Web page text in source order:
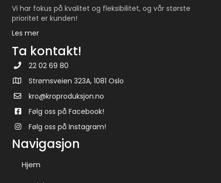
Vi har fokus på kvalitet og fleksibilitet, og vår største
prioritet er kunden!
Les mer
Ta kontakt!
22 02 69 80
Strømsveien 323A, 1081 Oslo
kro@kroproduksjon.no
Følg oss på Facebook!
Følg oss på Instagram!
Navigasjon
Hjem